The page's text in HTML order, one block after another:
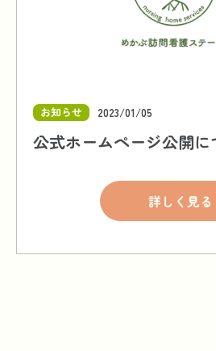
お知らせ 2023/01/05
公式ホームページ公開に
詳しく見る